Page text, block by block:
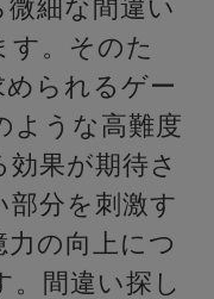
細な間違い
す。そのた
られるゲー
ような高難度
果が期待さ
分を刺激す
の向上につ
。間違い探し